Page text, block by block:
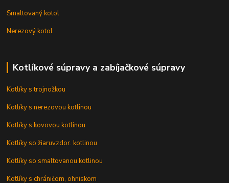
Smaltovaný kotol
Nerezový kotol
Kotlíkové súpravy a zabíjačkové súpravy
Kotlíky s trojnožkou
Kotlíky s nerezovou kotlinou
Kotlíky s kovovou kotlinou
Kotlíky so žiaruvzdor. kotlinou
Kotlíky so smaltovanou kotlinou
Kotlíky s chráničom, ohniskom